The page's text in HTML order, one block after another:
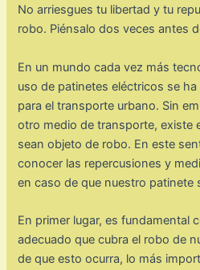
No arriesgues tu libertad y tu
robo. Piénsalo dos veces antes
En un mundo cada vez más
uso de patinetes eléctricos se
para el transporte urbano. Sin
otro medio de transporte, existe
sean objeto de robo. En este
conocer las repercusiones y
en caso de que nuestro patinete
En primer lugar, es fundamental
adecuado que cubra el robo de
de que esto ocurra, lo más